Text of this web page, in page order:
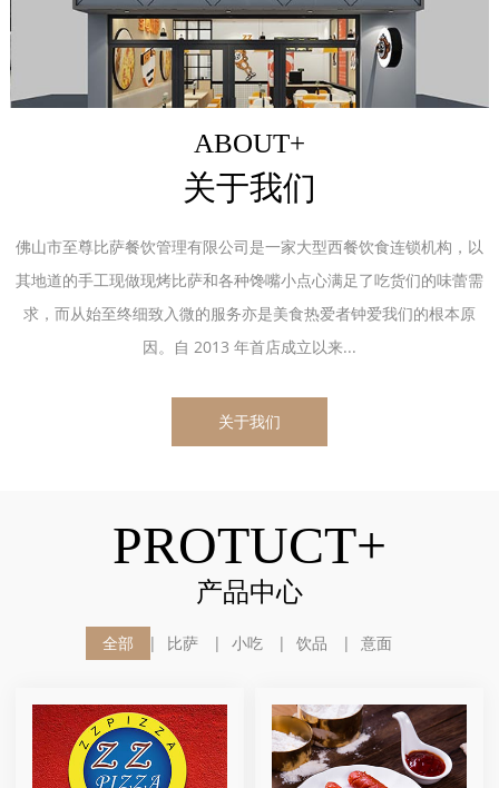
ABOUT+
关于我们
佛山市至尊比萨餐饮管理有限公司是一家大型西餐饮食连锁机构，以
其地道的手工现做现烤比萨和各种馋嘴小点心满足了吃货们的味蕾需
求，而从始至终细致入微的服务亦是美食热爱者钟爱我们的根本原
因。自 2013 年首店成立以来...
关于我们
PROTUCT+
产品中心
全部 比萨 小吃 饮品 意面